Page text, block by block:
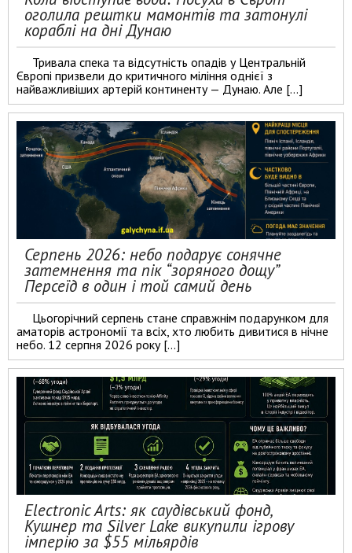
оголила рештки мамонтів та затонулі
кораблі на дні Дунаю
Тривала спека та відсутність опадів у Центральній
Європі призвели до критичного міління однієї з
найважливіших артерій континенту — Дунаю. Але […]
Серпень 2026: небо подарує сонячне
затемнення та пік “зоряного дощу”
Персеїд в один і той самий день
Цьогорічний серпень стане справжнім подарунком для
аматорів астрономії та всіх, хто любить дивитися в нічне
небо. 12 серпня 2026 року […]
Electronic Arts: як саудівський фонд,
Кушнер та Silver Lake викупили ігрову
імперію за $55 мільярдів